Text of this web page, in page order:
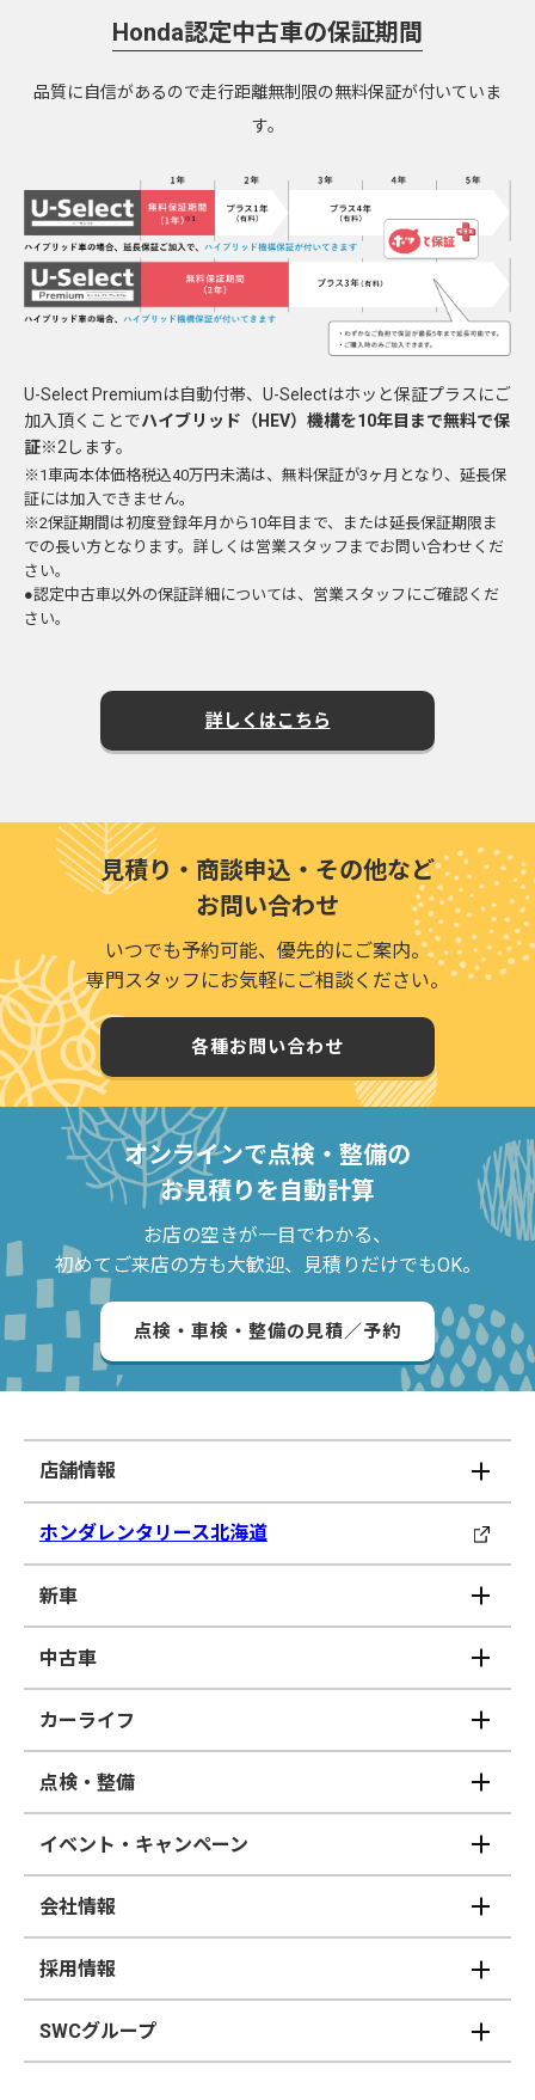
Honda認定中古車の保証期間
品質に自信があるので走行距離無制限の無料保証が付いていま
す。
U-Select Premiumは自動付帯、U-Selectはホッと保証プラスにご
加入頂くことでハイブリッド（HEV）機構を10年目まで無料で保
証※2します。
※1車両本体価格税込40万円未満は、無料保証が3ヶ月となり、延長保
証には加入できません。
※2保証期間は初度登録年月から10年目まで、または延長保証期限ま
での長い方となります。詳しくは営業スタッフまでお問い合わせくだ
さい。
●認定中古車以外の保証詳細については、営業スタッフにご確認くだ
さい。
詳しくはこちら
見積り・商談申込・その他など
お問い合わせ
いつでも予約可能、優先的にご案内。
専門スタッフにお気軽にご相談ください。
各種お問い合わせ
オンラインで点検・整備の
お見積りを自動計算
お店の空きが一目でわかる、
初めてご来店の方も大歓迎、見積りだけでもOK。
点検・車検・整備の見積／予約
店舗情報
ホンダレンタリース北海道
新車
中古車
カーライフ
点検・整備
イベント・キャンペーン
会社情報
採用情報
SWCグループ